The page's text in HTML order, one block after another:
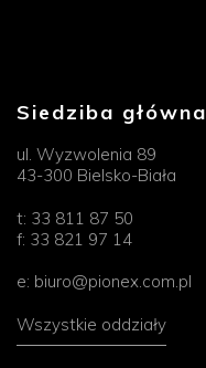
Siedziba główna
ul. Wyzwolenia 89
43-300 Bielsko-Biała
t: 33 811 87 50
f: 33 821 97 14
e: biuro@pionex.com.pl
Wszystkie oddziały